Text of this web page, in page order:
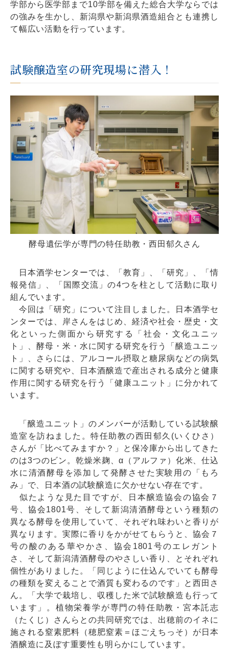
学部から医学部まで10学部を備えた総合大学ならでは
の強みを生かし、新潟県や新潟県酒造組合とも連携し
て幅広い活動を行っています。
試験醸造室の研究現場に潜入！
酵母遺伝学が専門の特任助教・西田郁久さん
日本酒学センターでは、「教育」、「研究」、「情
報発信」、「国際交流」の4つを柱として活動に取り
組んでいます。
今回は「研究」について注目しました。日本酒学セ
ンターでは、岸さんをはじめ、経済や社会・歴史・文
化といった側面から研究する「社会・文化ユニッ
ト」、酵母・米・水に関する研究を行う「醸造ユニッ
ト」、さらには、アルコール摂取と糖尿病などの病気
に関する研究や、日本酒醸造で産出される成分と健康
作用に関する研究を行う「健康ユニット」に分かれて
います。
「醸造ユニット」のメンバーが活動している試験醸
造室を訪ねました。特任助教の西田郁久(いくひさ）
さんが「比べてみますか？」と保冷庫から出してきた
のは3つのビン。乾燥米麹、α（アルファ）化米、仕込
水に清酒酵母を添加して発酵させた実験用の「もろ
み」で、日本酒の試験醸造に欠かせない存在です。
似たような見た目ですが、日本醸造協会の協会７
号、協会1801号、そして新潟清酒酵母という種類の
異なる酵母を使用していて、それぞれ味わいと香りが
異なります。実際に香りをかがせてもらうと、協会７
号の酸のある華やかさ、協会1801号のエレガント
さ、そして新潟清酒酵母のやさしい香り、とそれぞれ
個性がありました。「同じように仕込んでいても酵母
の種類を変えることで酒質も変わるのです」と西田さ
ん。「大学で栽培し、収穫した米で試験醸造も行って
います」。植物栄養学が専門の特任助教・宮本託志
（たくじ）さんらとの共同研究では、出穂前のイネに
施される窒素肥料（穂肥窒素＝ほごえちっそ）が日本
酒醸造に及ぼす重要性も明らかにしています。